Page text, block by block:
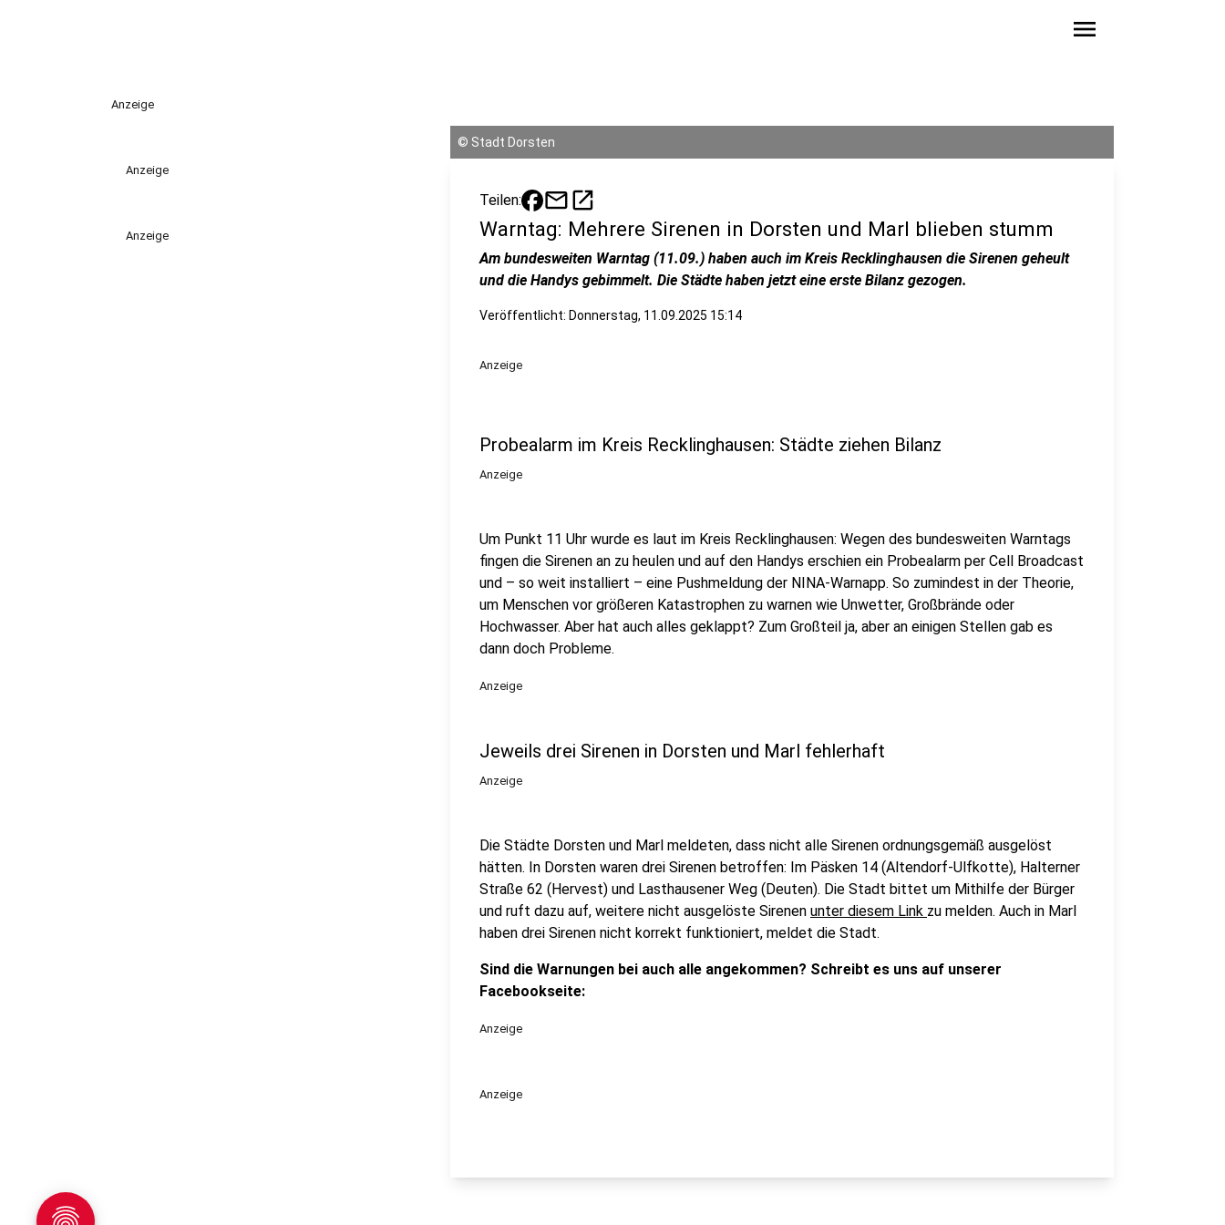
menu
Anzeige
Anzeige
Anzeige
© Stadt Dorsten
Teilen: mailopen_in_new
Warntag: Mehrere Sirenen in Dorsten und Marl blieben stumm
Am bundesweiten Warntag (11.09.) haben auch im Kreis Recklinghausen die Sirenen geheult
und die Handys gebimmelt. Die Städte haben jetzt eine erste Bilanz gezogen.
Veröffentlicht: Donnerstag, 11.09.2025 15:14
Anzeige
Probealarm im Kreis Recklinghausen: Städte ziehen Bilanz
Anzeige
Um Punkt 11 Uhr wurde es laut im Kreis Recklinghausen: Wegen des bundesweiten Warntags
fingen die Sirenen an zu heulen und auf den Handys erschien ein Probealarm per Cell Broadcast
und – so weit installiert – eine Pushmeldung der NINA-Warnapp. So zumindest in der Theorie,
um Menschen vor größeren Katastrophen zu warnen wie Unwetter, Großbrände oder
Hochwasser. Aber hat auch alles geklappt? Zum Großteil ja, aber an einigen Stellen gab es
dann doch Probleme.
Anzeige
Jeweils drei Sirenen in Dorsten und Marl fehlerhaft
Anzeige
Die Städte Dorsten und Marl meldeten, dass nicht alle Sirenen ordnungsgemäß ausgelöst
hätten. In Dorsten waren drei Sirenen betroffen: Im Päsken 14 (Altendorf-Ulfkotte), Halterner
Straße 62 (Hervest) und Lasthausener Weg (Deuten). Die Stadt bittet um Mithilfe der Bürger
und ruft dazu auf, weitere nicht ausgelöste Sirenen unter diesem Link zu melden. Auch in Marl
haben drei Sirenen nicht korrekt funktioniert, meldet die Stadt.
Sind die Warnungen bei auch alle angekommen? Schreibt es uns auf unserer
Facebookseite:
Anzeige
Anzeige